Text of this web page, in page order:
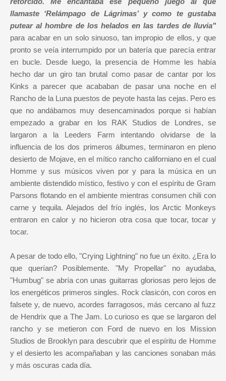
llamaste ‘Relámpago de Lágrimas’ y como te gustaba
putear al hombre de los helados en las tardes de lluvia"
para acabar en un solo sinuoso, tan impropio de ellos, y que
pronto se veía interrumpido por un batería que parecía entrar
en bucle. Desde luego, la presencia de Homme les había
hecho dar un giro tan brutal como pasar de cantar por los
Kinks a parecer que acababan de pasar una noche en el
Rancho de la Luna puestos de peyote hasta las cejas. Pero es
que no andábamos muy desencaminados porque si habían
empezado a grabar en los RAK Studios de Londres, se
largaron a la Leeders Farm intentando olvidarse de la
influencia de los dos primeros álbumes, terminaron en pleno
desierto de Mojave, en el mítico rancho californiano en el cual
Homme y sus músicos viven por y para la música en un
ambiente distendido místico, festivo y con el espíritu de Gram
Parsons flotando en el ambiente mientras consumen chili con
carne y tequila. Alejados del frío inglés, los Arctic Monkeys
entraron en calor y no hicieron otra cosa que tocar, tocar y
tocar.
A pesar de todo ello, "Crying Lightning" no fue un éxito. ¿Era lo
que querían? Posiblemente. "My Propellar" no ayudaba,
"Humbug" se abría con unas guitarras gloriosas pero lejos de
los energéticos primeros singles. Rock clasicón, con coros en
falsete y, de nuevo, acordes farragosos, más cercano al fuzz
de Hendrix que a The Jam. Lo curioso es que se largaron del
rancho y se metieron con Ford de nuevo en los Mission
Studios de Brooklyn para descubrir que el espíritu de Homme
y el desierto les acompañaban y las canciones sonaban más
y más oscuras cada día.